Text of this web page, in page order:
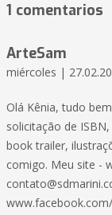
1 comentarios
ArteSam
miércoles |
Olá Kênia, tudo
solicitação de
book trailer,
comigo. Meu site -